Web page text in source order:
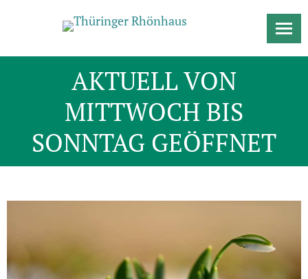
AKTUELL VON
MITTWOCH BIS
SONNTAG GEÖFFNET